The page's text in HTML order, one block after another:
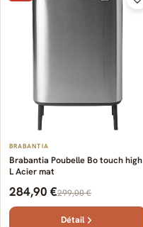
BRABANTIA
Brabantia Poubelle Bo touch high
L Acier mat
284,90 €299,00 €
Détail